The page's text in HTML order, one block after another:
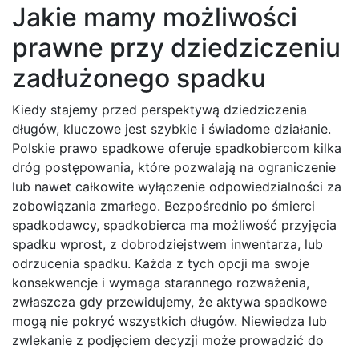
Jakie mamy możliwości
prawne przy dziedziczeniu
zadłużonego spadku
Kiedy stajemy przed perspektywą dziedziczenia
długów, kluczowe jest szybkie i świadome działanie.
Polskie prawo spadkowe oferuje spadkobiercom kilka
dróg postępowania, które pozwalają na ograniczenie
lub nawet całkowite wyłączenie odpowiedzialności za
zobowiązania zmarłego. Bezpośrednio po śmierci
spadkodawcy, spadkobierca ma możliwość przyjęcia
spadku wprost, z dobrodziejstwem inwentarza, lub
odrzucenia spadku. Każda z tych opcji ma swoje
konsekwencje i wymaga starannego rozważenia,
zwłaszcza gdy przewidujemy, że aktywa spadkowe
mogą nie pokryć wszystkich długów. Niewiedza lub
zwlekanie z podjęciem decyzji może prowadzić do